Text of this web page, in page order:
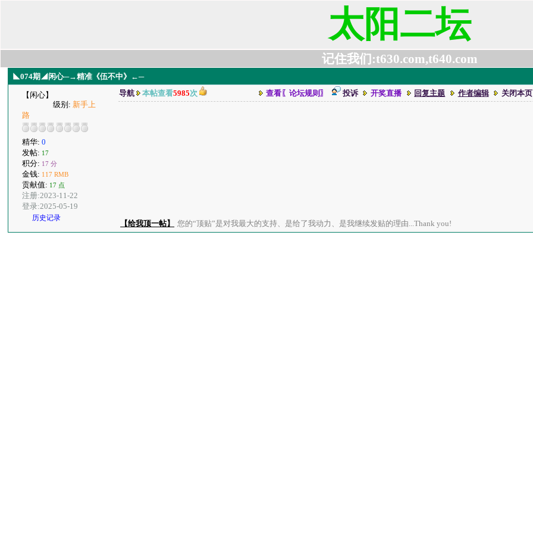
太阳二坛
记住我们:t630.com,t640.com
◣074期◢闲心─→精准《伍不中》←─
【闲心】
级别: 新手上
路
精华:0
发帖: 17
积分: 17 分
金钱: 117 RMB
贡献值: 17 点
注册:2023-11-22
登录:2025-05-19
历史记录
导航 本帖查看5985次 查看〖论坛规则〗 投诉 开奖直播 回复主题 作者编辑 关闭本页
【给我顶一帖】 您的“顶贴”是对我最大的支持、是给了我动力、是我继续发贴的理由...Thank you!